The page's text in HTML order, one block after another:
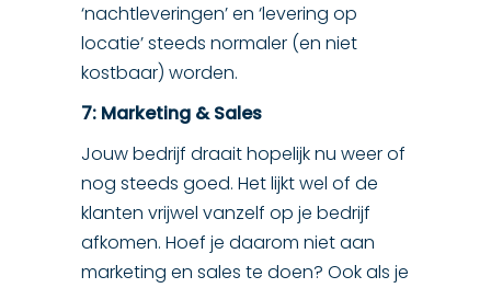
‘nachtleveringen’ en ‘levering op
locatie’ steeds normaler (en niet
kostbaar) worden.
7: Marketing & Sales
Jouw bedrijf draait hopelijk nu weer of
nog steeds goed. Het lijkt wel of de
klanten vrijwel vanzelf op je bedrijf
afkomen. Hoef je daarom niet aan
marketing en sales te doen? Ook als je